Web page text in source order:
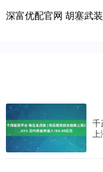
深富优配官网 胡塞武装
千